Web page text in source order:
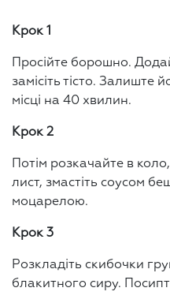
Крок 1
Просійте борошно.
замісіть тісто. Залиште
місці на 40 хвилин.
Крок 2
Потім розкачайте в
лист, змастіть соусом
моцарелою.
Крок 3
Розкладіть скибочки
блакитного сиру.